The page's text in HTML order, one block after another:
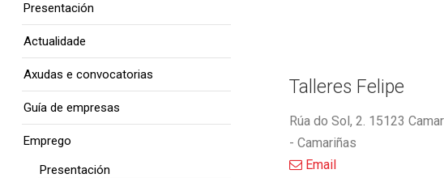
Talleres Felipe
Rúa do Sol, 2. 15123
- Camariñas
Email
Presentación
Actualidade
Axudas e convocatorias
Guía de empresas
Emprego
Presentación